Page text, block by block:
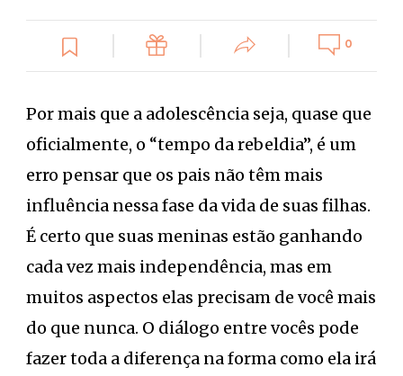
0
Por mais que a adolescência seja, quase que
oficialmente, o “tempo da rebeldia”, é um
erro pensar que os pais não têm mais
influência nessa fase da vida de suas filhas.
É certo que suas meninas estão ganhando
cada vez mais independência, mas em
muitos aspectos elas precisam de você mais
do que nunca. O diálogo entre vocês pode
fazer toda a diferença na forma como ela irá